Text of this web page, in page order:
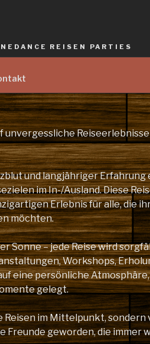
REISEN PARTIES
Reiseerlebnisse
und langjähriger Erfahrung
im In-/Ausland. Diese
Erlebnis für alle, die
möchten.
Sonne – jede Reise wird
Workshops,
eine persönliche
gelegt.
Reisen im Mittelpunkt, sondern
Freunde geworden, die immer